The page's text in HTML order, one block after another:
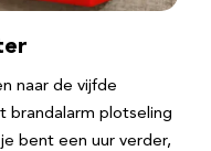
naar de vijfde
brandalarm plotseling
bent een uur verder,